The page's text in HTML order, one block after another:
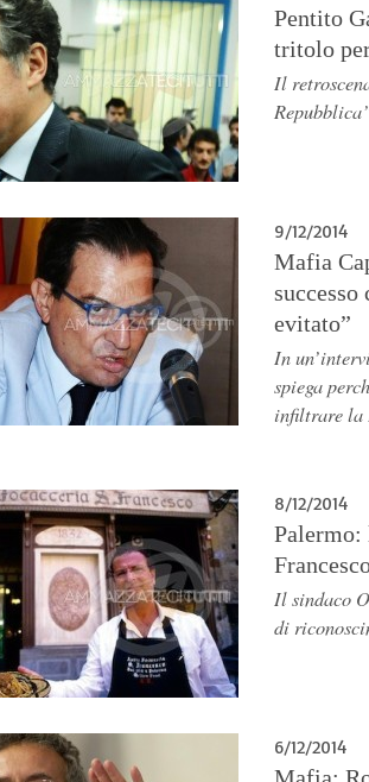
Pentito
tritolo
Il
9/12/2014
Mafia
evitato”
In
spiega
infiltrare la
8/12/2014
Palermo:
Il sindaco
di
6/12/2014